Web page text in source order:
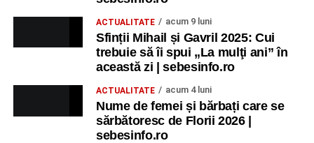
ACTUALITATE acum 9 luni
Sfinții Mihail și Gavril 2025: Cui
trebuie să îi spui „La mulţi ani” în
această zi | sebesinfo.ro
ACTUALITATE acum 4 luni
Nume de femei și bărbați care se
sărbătoresc de Florii 2026 |
sebesinfo.ro